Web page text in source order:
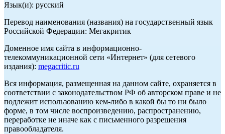
Язык(и): русский
Перевод наименования (названия) на государственный язык
Российской Федерации: Мегакритик
Доменное имя сайта в информационно-
телекоммуникационной сети «Интернет» (для сетевого
издания): megacritic.ru
Вся информация, размещенная на данном сайте, охраняется в
соответствии с законодательством РФ об авторском праве и не
подлежит использованию кем-либо в какой бы то ни было
форме, в том числе воспроизведению, распространению,
переработке не иначе как с письменного разрешения
правообладателя.